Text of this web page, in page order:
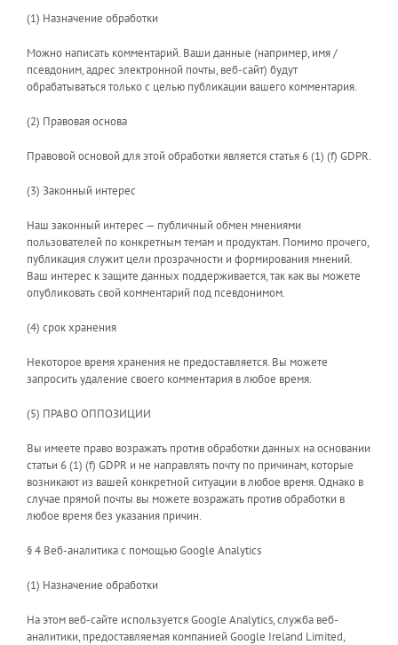
(1) Назначение обработки
Можно написать комментарий. Ваши данные (например, имя /
псевдоним, адрес электронной почты, веб-сайт) будут
обрабатываться только с целью публикации вашего комментария.
(2) Правовая основа
Правовой основой для этой обработки является статья 6 (1) (f) GDPR.
(3) Законный интерес
Наш законный интерес — публичный обмен мнениями
пользователей по конкретным темам и продуктам. Помимо прочего,
публикация служит цели прозрачности и формирования мнений.
Ваш интерес к защите данных поддерживается, так как вы можете
опубликовать свой комментарий под псевдонимом.
(4) срок хранения
Некоторое время хранения не предоставляется. Вы можете
запросить удаление своего комментария в любое время.
(5) ПРАВО ОППОЗИЦИИ
Вы имеете право возражать против обработки данных на основании
статьи 6 (1) (f) GDPR и не направлять почту по причинам, которые
возникают из вашей конкретной ситуации в любое время. Однако в
случае прямой почты вы можете возражать против обработки в
любое время без указания причин.
§ 4 Веб-аналитика с помощью Google Analytics
(1) Назначение обработки
На этом веб-сайте используется Google Analytics, служба веб-
аналитики, предоставляемая компанией Google Ireland Limited,